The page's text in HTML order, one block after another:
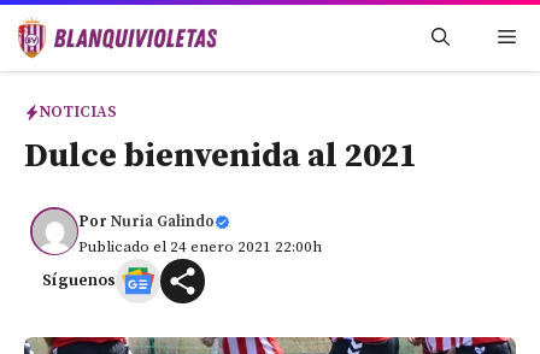
Saltar
NOTICIAS
Dulce bienvenida al 2021
Por Nuria Galindo
Publicado el 24 enero 2021 22:00h
Síguenos